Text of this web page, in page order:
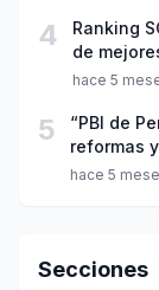
4
Ranking
de
hace 5
5
“PBI de
reformas
hace 5
Secciones